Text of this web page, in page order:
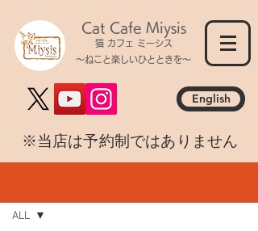
Cat Cafe Miysis
猫 カフェ ミーシス
～ねこと楽しいひとときを～
English
​※当店は予約制ではありません
ALL